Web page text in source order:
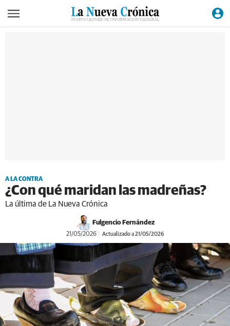
A LA CONTRA
¿Con qué maridan las madreñas?
La última de La Nueva Crónica
Fulgencio Fernández
21/05/2026 Actualizado a 21/05/2026